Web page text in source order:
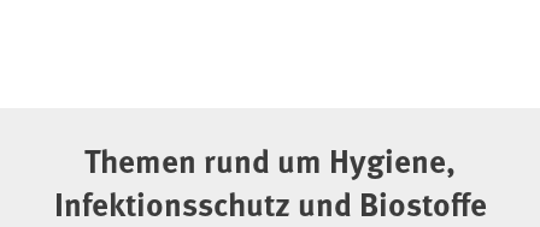
Themen rund um Hygiene,
Infektionsschutz und Biostoffe